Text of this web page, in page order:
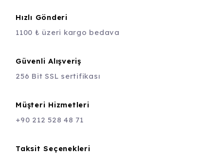
Hızlı Gönderi
1100 ₺ üzeri kargo bedava
Güvenli Alışveriş
256 Bit SSL sertifikası
Müşteri Hizmetleri
+90 212 528 48 71
Taksit Seçenekleri